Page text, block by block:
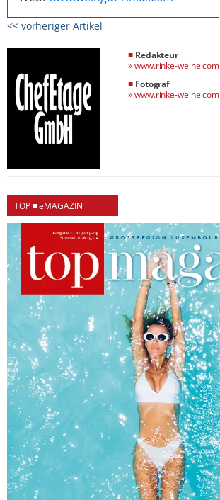
<< vorheriger Artikel
■ Redakteur
»www.rinke-weine.com
■ Fotograf
»www.rinke-weine.com
TOP ■ eMAGAZIN